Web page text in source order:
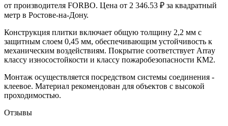
от производителя FORBO. Цена от 2 346.53 ₽ за квадратный
метр в Ростове-на-Дону.
Конструкция плитки включает общую толщину 2,2 мм с
защитным слоем 0,45 мм, обеспечивающим устойчивость к
механическим воздействиям. Покрытие соответствует Array
классу износостойкости и классу пожаробезопасности КМ2.
Монтаж осуществляется посредством системы соединения -
клеевое. Материал рекомендован для объектов с высокой
проходимостью.
Отзывы